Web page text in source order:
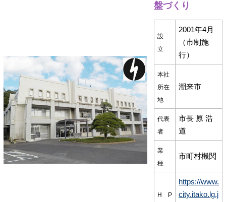
盤づくり
設
立
2001年4月
（市制施
行）
本社
所在
地
潮来市
代表
者
市長 原 浩
道
業
種
市町村機関
H P
https://www.
city.itako.lg.j